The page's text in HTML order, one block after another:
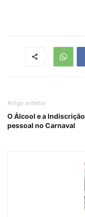
Artigo anterior
O Álcool e a Indiscrição
pessoal no Carnaval